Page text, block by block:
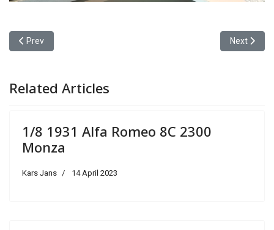
Previous article: 1/8 1931 Alfa Romeo 8C 2300 Monza
Prev Next
Next
Related Articles
1/8 1931 Alfa Romeo 8C 2300
Monza
Kars Jans 14 April 2023